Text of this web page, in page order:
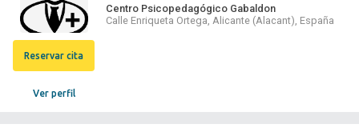
Ver perfil
Reservar cita
Centro Psicopedagógico Gabaldon
Calle Enriqueta Ortega, Alicante (Alacant), España